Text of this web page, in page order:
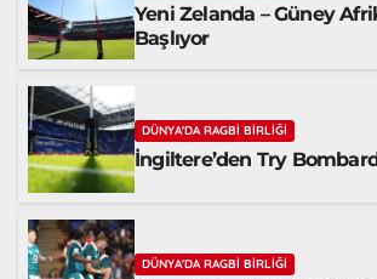
Yeni Zelanda – Güney
Başlıyor
DÜNYA'DA RAGBI BIRLIĞI
İngiltere’den Try
DÜNYA'DA RAGBI BIRLIĞI